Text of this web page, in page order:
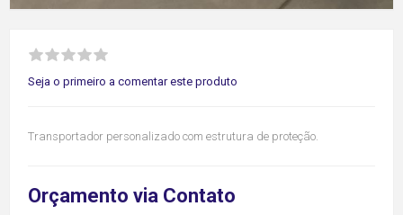
Seja o primeiro a comentar este produto
Transportador personalizado com estrutura de proteção.
Orçamento via Contato